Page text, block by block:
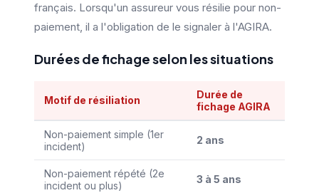
français. Lorsqu'un assureur vous résilie pour non-
paiement, il a l'obligation de le signaler à l'AGIRA.
Durées de fichage selon les situations
Motif de résiliation
Durée de
fichage AGIRA
Non-paiement simple (1er
incident)
2 ans
Non-paiement répété (2e
incident ou plus)
3 à 5 ans